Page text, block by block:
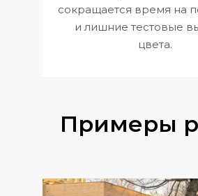
сокращается время на
и лишние тестовые
цвета.
Примеры